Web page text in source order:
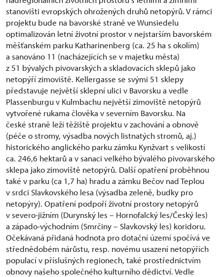
stanovišti evropských ohrožených druhů netopýrů. V rámci
projektu bude na bavorské straně ve Wunsiedelu
optimalizován letní životní prostor v nejstarším bavorském
měšťanském parku Katharinenberg (ca. 25 ha s okolím)
a sanováno 11 (nacházejících se v majetku města)
z 51 bývalých pivovarských a skladovacích sklepů jako
netopýří zimoviště. Kellergasse se svými 51 sklepy
představuje největší sklepní ulici v Bavorsku a vedle
Plassenburgu v Kulmbachu největší zimoviště netopýrů
vytvořené rukama člověka v severním Bavorsku. Na
české straně leží těžiště projektu v zachování a obnově
(péče o stromy, výsadba nových listnatých stromů, aj.)
historického anglického parku zámku Kynžvart s velikostí
ca. 246,6 hektarů a v sanaci velkého bývalého pivovarského
sklepa jako zimoviště netopýrů. Další opatření proběhnou
také v parku (ca 1,7 ha) hradu a zámku Bečov nad Teplou
v srdci Slavkovského lesa (výsadba zeleně, budky pro
netopýry). Opatření podpoří životní prostory netopýrů
v severo-jižním (Durynský les – Hornofalcký les/Český les)
a západo-východním (Smrčiny – Slavkovský les) koridoru.
Očekávaná přidaná hodnota pro dotační území spočívá ve
střednědobém nárůstu, resp. novému usazení netopýřích
populací v příslušných regionech, také prostřednictvím
obnovy našeho společného kulturního dědictví. Vedle